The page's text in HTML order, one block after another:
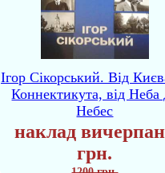
Ігор Сікорський. Від
Коннектикута, від Неба
Небес
наклад
грн.